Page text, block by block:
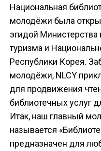
Национальная
молодёжи была
эгидой Министерства
туризма и
Республики Корея.
молодёжи, NLCY
для продвижения
библиотечных услуг
Итак, наш главный
называется
предназначен для